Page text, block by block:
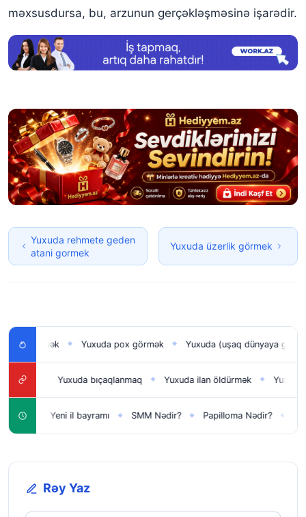
məxsusdursa, bu, arzunun gerçəkləşməsinə işarədir.
Yuxuda rehmete geden
atani gormek
Yuxuda üzerlik görmek
Yuxuda pox görmək ◆ Yuxuda (uşaq dünyaya gətirmək)
◆ Yuxuda bıçaqlanmaq ◆ Yuxuda ilan öldürmək ◆ Yuxuda
◆ Yeni il bayramı ◆ SMM Nədir? ◆ Papilloma Nədir? ◆
Rəy Yaz